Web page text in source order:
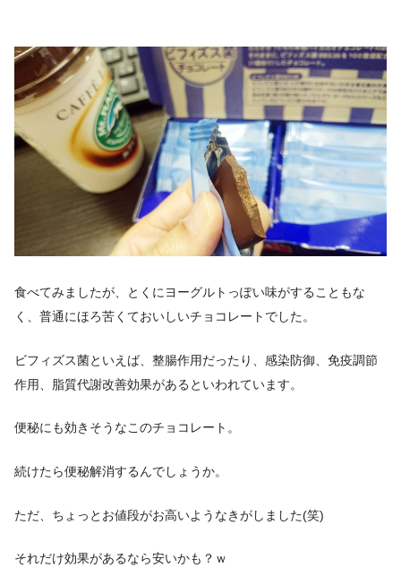
食べてみましたが、とくにヨーグルトっぽい味がすることもな
く、普通にほろ苦くておいしいチョコレートでした。
ビフィズス菌といえば、整腸作用だったり、感染防御、免疫調節
作用、脂質代謝改善効果があるといわれています。
便秘にも効きそうなこのチョコレート。
続けたら便秘解消するんでしょうか。
ただ、ちょっとお値段がお高いようなきがしました(笑)
それだけ効果があるなら安いかも？ｗ